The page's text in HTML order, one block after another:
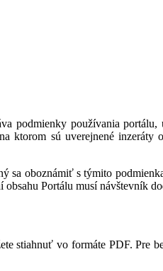
podmienky používania portálu,
ktorom sú uverejnené
sa oboznámiť s týmito
Portálu musí návštevník
stiahnuť vo formáte PDF. Pre